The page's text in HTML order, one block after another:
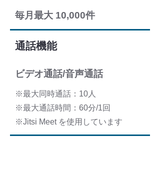
毎月最大 10,000件
通話機能
ビデオ通話/音声通話
※最大同時通話：10人
※最大通話時間：60分/1回
※Jitsi Meet を使用しています